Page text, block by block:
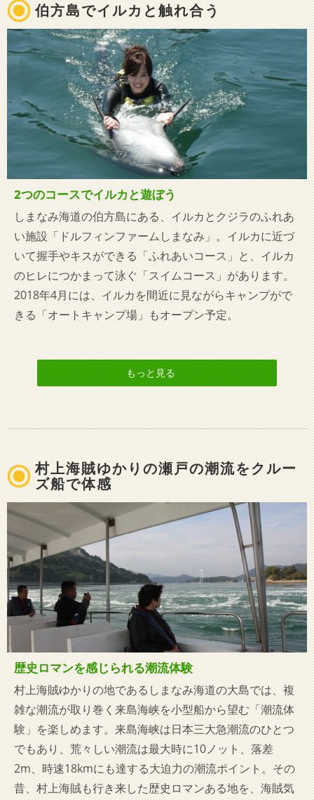
伯方島でイルカと触れ合う
2つのコースでイルカと遊ぼう
しまなみ海道の伯方島にある、イルカとクジラのふれあ
い施設「ドルフィンファームしまなみ」。イルカに近づ
いて握手やキスができる「ふれあいコース」と、イルカ
のヒレにつかまって泳ぐ「スイムコース」があります。
2018年4月には、イルカを間近に見ながらキャンプがで
きる「オートキャンプ場」もオープン予定。
もっと見る
村上海賊ゆかりの瀬戸の潮流をクルー
ズ船で体感
歴史ロマンを感じられる潮流体験
村上海賊ゆかりの地であるしまなみ海道の大島では、複
雑な潮流が取り巻く来島海峡を小型船から望む「潮流体
験」を楽しめます。来島海峡は日本三大急潮流のひとつ
でもあり、荒々しい潮流は最大時に10ノット、落差
2m、時速18kmにも達する大迫力の潮流ポイント。その
昔、村上海賊も行き来した歴史ロマンある地を、海賊気